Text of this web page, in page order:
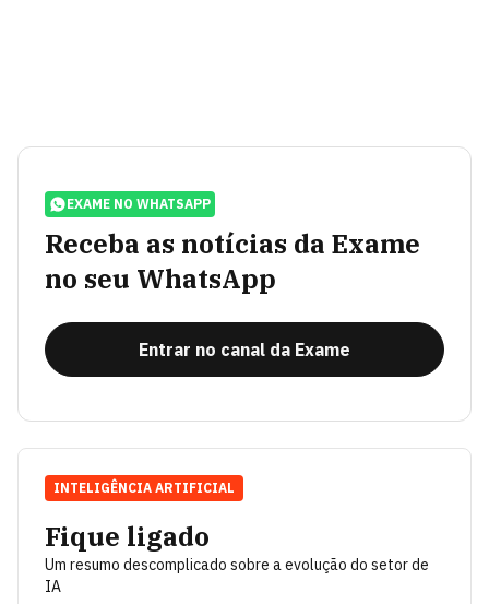
EXAME NO WHATSAPP
Receba as notícias da Exame
no seu WhatsApp
Entrar no canal da Exame
Fique ligado
Um resumo descomplicado sobre a evolução do setor de
IA
INTELIGÊNCIA ARTIFICIAL